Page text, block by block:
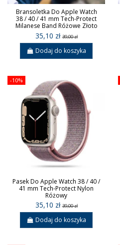
Bransoletka Do Apple Watch
38 / 40 / 41 mm Tech-Protect
Milanese Band Różowe Złoto
35,10 zł39,00 zł
Dodaj do koszyka
-10%
Pasek Do Apple Watch 38 / 40 /
41 mm Tech-Protect Nylon
Różowy
35,10 zł39,00 zł
Dodaj do koszyka